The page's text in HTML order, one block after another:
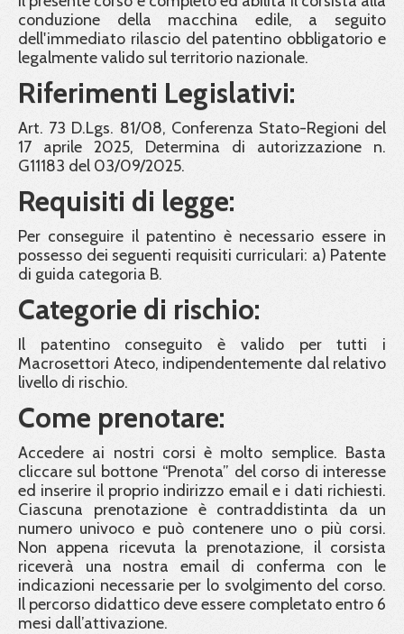
conduzione della macchina edile, a seguito
dell'immediato rilascio del patentino obbligatorio e
legalmente valido sul territorio nazionale.
Riferimenti Legislativi:
Art. 73 D.Lgs. 81/08, Conferenza Stato-Regioni del
17 aprile 2025, Determina di autorizzazione n.
G11183 del 03/09/2025.
Requisiti di legge:
Per conseguire il patentino è necessario essere in
possesso dei seguenti requisiti curriculari: a) Patente
di guida categoria B.
Categorie di rischio:
Il patentino conseguito è valido per tutti i
Macrosettori Ateco, indipendentemente dal relativo
livello di rischio.
Come prenotare:
Accedere ai nostri corsi è molto semplice. Basta
cliccare sul bottone “Prenota” del corso di interesse
ed inserire il proprio indirizzo email e i dati richiesti.
Ciascuna prenotazione è contraddistinta da un
numero univoco e può contenere uno o più corsi.
Non appena ricevuta la prenotazione, il corsista
riceverà una nostra email di conferma con le
indicazioni necessarie per lo svolgimento del corso.
Il percorso didattico deve essere completato entro 6
mesi dall’attivazione.